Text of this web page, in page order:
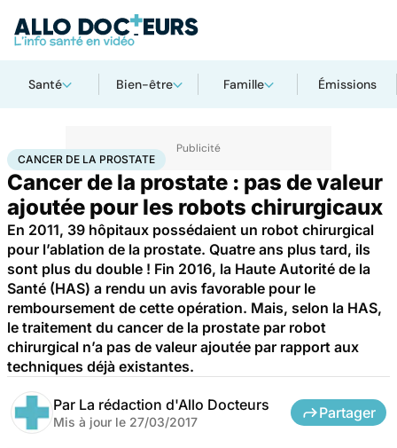
Santé Bien-être Famille Émissions
AccueilSanté MaladiesCancer Cancer de la prostate
CANCER DE LA PROSTATE
Cancer de la prostate : pas de valeur
ajoutée pour les robots chirurgicaux
En 2011, 39 hôpitaux possédaient un robot chirurgical
pour l’ablation de la prostate. Quatre ans plus tard, ils
sont plus du double ! Fin 2016, la Haute Autorité de la
Santé (HAS) a rendu un avis favorable pour le
remboursement de cette opération. Mais, selon la HAS,
le traitement du cancer de la prostate par robot
chirurgical n’a pas de valeur ajoutée par rapport aux
techniques déjà existantes.
Par La rédaction d'Allo Docteurs
Mis à jour le 27/03/2017
Partager